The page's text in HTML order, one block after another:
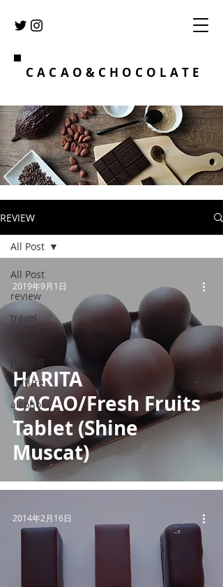
CACAO&CHOCOLATE
REVIEW
All Post
review
travel
pairing
culture
alcohol
All Post
HARITA
CACAO/Fresh Fruits
Tablet (Shine
Muscat)
2019年9月1日
2014年2月16日